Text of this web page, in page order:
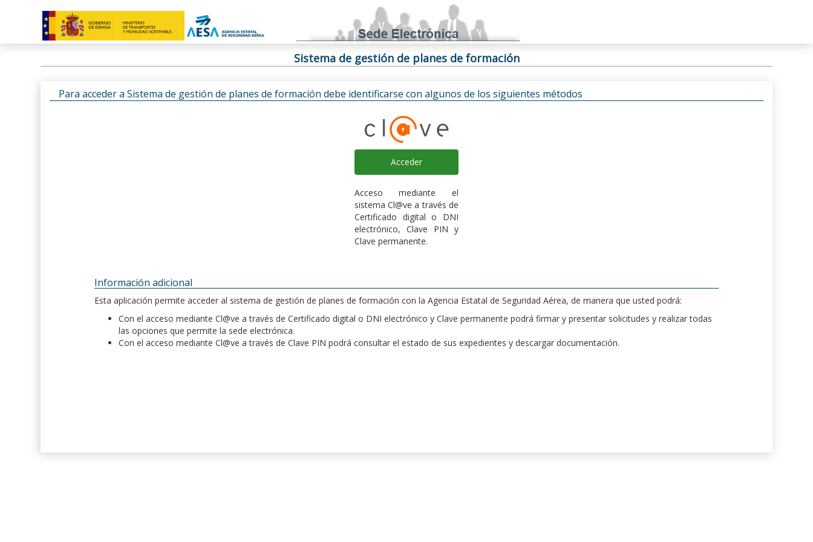
Sistema de gestión de planes de formación
Para acceder a Sistema de gestión de planes de formación debe identificarse con algunos de los siguientes métodos
Acceder
Acceso mediante el
sistema Cl@ve a través de
Certificado digital o DNI
electrónico, Clave PIN y
Clave permanente.
Información adicional
Esta aplicación permite acceder al sistema de gestión de planes de formación con la Agencia Estatal de Seguridad Aérea, de manera que usted podrá:
Con el acceso mediante Cl@ve a través de Certificado digital o DNI electrónico y Clave permanente podrá firmar y presentar solicitudes y realizar todas
las opciones que permite la sede electrónica.
Con el acceso mediante Cl@ve a través de Clave PIN podrá consultar el estado de sus expedientes y descargar documentación.